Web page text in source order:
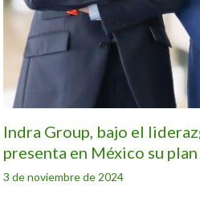
Indra Group, bajo el
presenta en México su plan
3 de noviembre de 2024